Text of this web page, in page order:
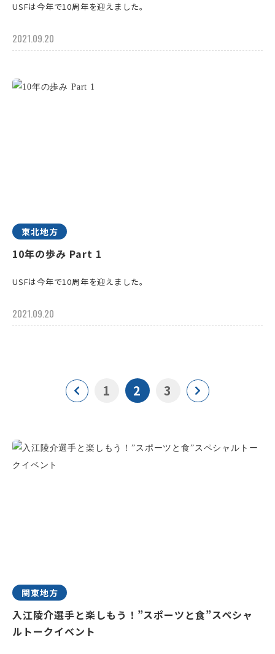
USFは今年で10周年を迎えました。
2021.09.20
東北地方
10年の歩み Part 1
USFは今年で10周年を迎えました。
2021.09.20
1 2 3
関東地方
入江陵介選手と楽しもう！”スポーツと食”スペシャ
ルトークイベント